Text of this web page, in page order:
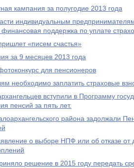
кампания за полугодие 2013 года
индивидуальным
финансовая поддержка по уплате
«писем счастья»
за 9 месяцев 2013 года
для пенсионеров
необходимо заплатить страховые
вступили в Программу
пенсий за пять лет.
района задолжали
о выборе НПФ или об отказе
решение в 2015 году передать